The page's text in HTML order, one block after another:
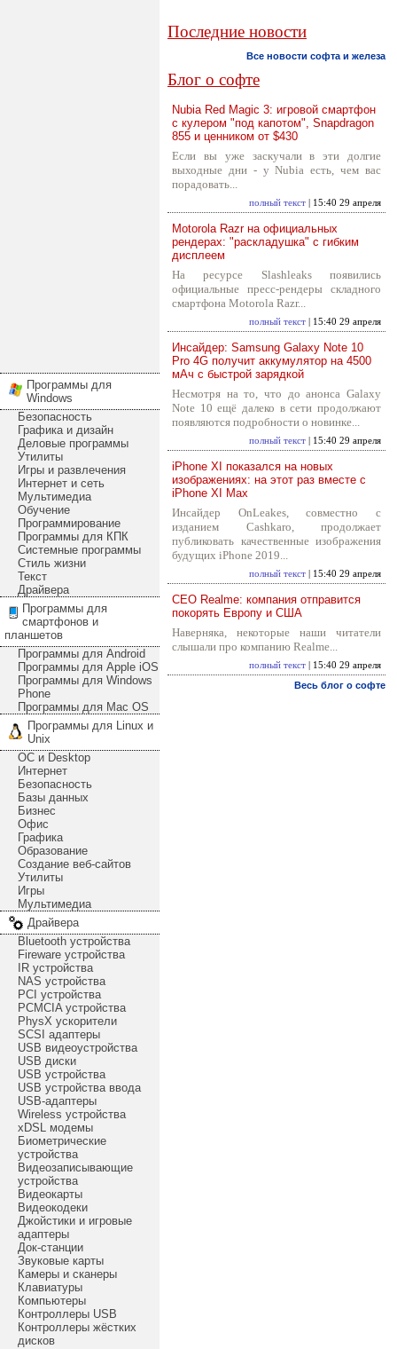
Программы для
Windows
Безопасность
Графика и дизайн
Деловые программы
Утилиты
Игры и развлечения
Интернет и сеть
Мультимедиа
Обучение
Программирование
Программы для КПК
Системные программы
Стиль жизни
Текст
Драйвера
Программы для
смартфонов и
планшетов
Программы для Android
Программы для Apple iOS
Программы для Windows
Phone
Программы для Mac OS
Программы для Linux и
Unix
ОС и Desktop
Интернет
Безопасность
Базы данных
Бизнес
Офис
Графика
Образование
Создание веб-сайтов
Утилиты
Игры
Мультимедиа
Драйвера
Bluetooth устройства
Fireware устройства
IR устройства
NAS устройства
PCI устройства
PCMCIA устройства
PhysX ускорители
SCSI адаптеры
USB видеоустройства
USB диски
USB устройства
USB устройства ввода
USB-адаптеры
Wireless устройства
xDSL модемы
Биометрические
устройства
Видеозаписывающие
устройства
Видеокарты
Видеокодеки
Джойстики и игровые
адаптеры
Док-станции
Звуковые карты
Камеры и сканеры
Клавиатуры
Компьютеры
Контроллеры USB
Контроллеры жёстких
дисков
Последние новости
Все новости софта и железа
Блог о софте
Nubia Red Magic 3: игровой смартфон
с кулером "под капотом", Snapdragon
855 и ценником от $430
Если вы уже заскучали в эти долгие
выходные дни - у Nubia есть, чем вас
порадовать...
полный текст | 15:40 29 апреля
Motorola Razr на официальных
рендерах: "раскладушка" с гибким
дисплеем
На ресурсе Slashleaks появились
официальные пресс-рендеры складного
смартфона Motorola Razr...
полный текст | 15:40 29 апреля
Инсайдер: Samsung Galaxy Note 10
Pro 4G получит аккумулятор на 4500
мАч с быстрой зарядкой
Несмотря на то, что до анонса Galaxy
Note 10 ещё далеко в сети продолжают
появляются подробности о новинке...
полный текст | 15:40 29 апреля
iPhone XI показался на новых
изображениях: на этот раз вместе с
iPhone XI Max
Инсайдер OnLeakes, совместно с
изданием Cashkaro, продолжает
публиковать качественные изображения
будущих iPhone 2019...
полный текст | 15:40 29 апреля
CEO Realme: компания отправится
покорять Европу и США
Наверняка, некоторые наши читатели
слышали про компанию Realme...
полный текст | 15:40 29 апреля
Весь блог о софте